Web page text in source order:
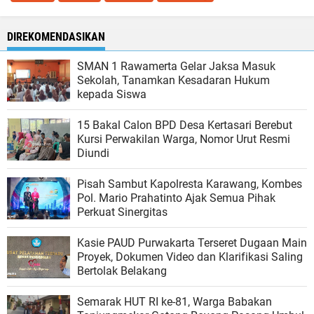
DIREKOMENDASIKAN
SMAN 1 Rawamerta Gelar Jaksa Masuk
Sekolah, Tanamkan Kesadaran Hukum
kepada Siswa
15 Bakal Calon BPD Desa Kertasari Berebut
Kursi Perwakilan Warga, Nomor Urut Resmi
Diundi
Pisah Sambut Kapolresta Karawang, Kombes
Pol. Mario Prahatinto Ajak Semua Pihak
Perkuat Sinergitas
Kasie PAUD Purwakarta Terseret Dugaan Main
Proyek, Dokumen Video dan Klarifikasi Saling
Bertolak Belakang
Semarak HUT RI ke-81, Warga Babakan